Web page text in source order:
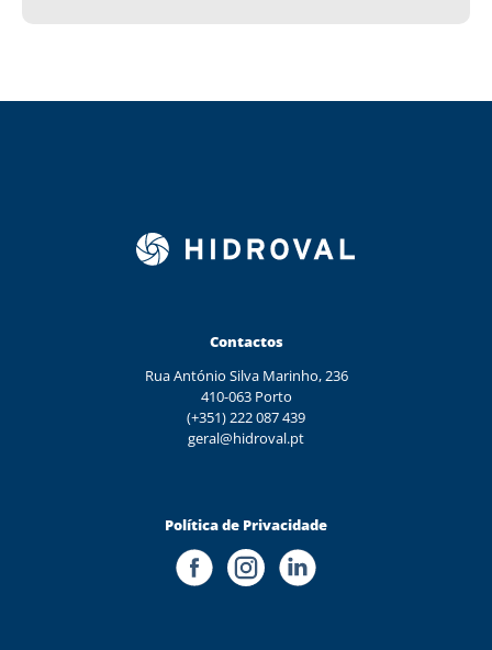
Contactos
Rua António Silva Marinho, 236
410-063 Porto
(+351) 222 087 439
geral@hidroval.pt
Política de Privacidade